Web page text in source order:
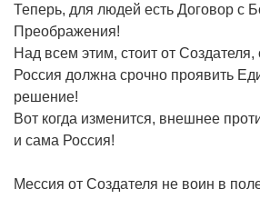
Теперь, для людей есть Договор с
Преображения!
Над всем этим, стоит от
Россия должна срочно проявить
решение!
Вот когда изменится, внешнее
и сама Россия!
Мессия от Создателя не воин в